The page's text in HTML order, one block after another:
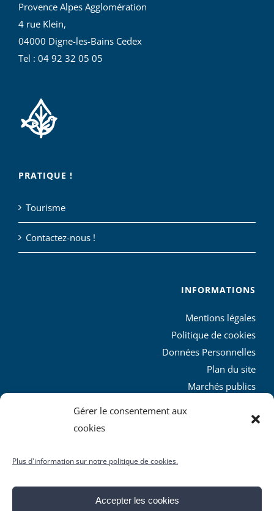
Gérer le consentement aux
cookies
Plus d'information sur notre politique de cookies.
Accepter les cookies
Provence Alpes Agglomération
4 rue Klein,
04000 Digne-les-Bains Cedex
Tel : 04 92 32 05 05
PRATIQUE !
Tourisme
Contactez-nous !
INFORMATIONS
Mentions légales
Politique de cookies
Données Personnelles
Plan du site
Marchés publics
L’agglo recrute